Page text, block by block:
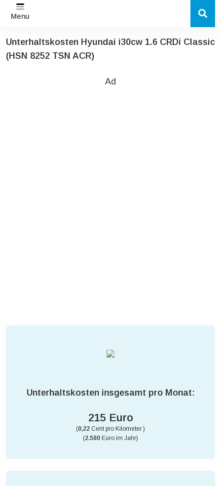
Menu
Unterhaltskosten Hyundai i30cw 1.6 CRDi Classic
(HSN 8252 TSN ACR)
Ad
Unterhaltskosten insgesamt pro Monat:
215 Euro
(0,22 Cent pro Kilometer )
(2.580 Euro im Jahr)